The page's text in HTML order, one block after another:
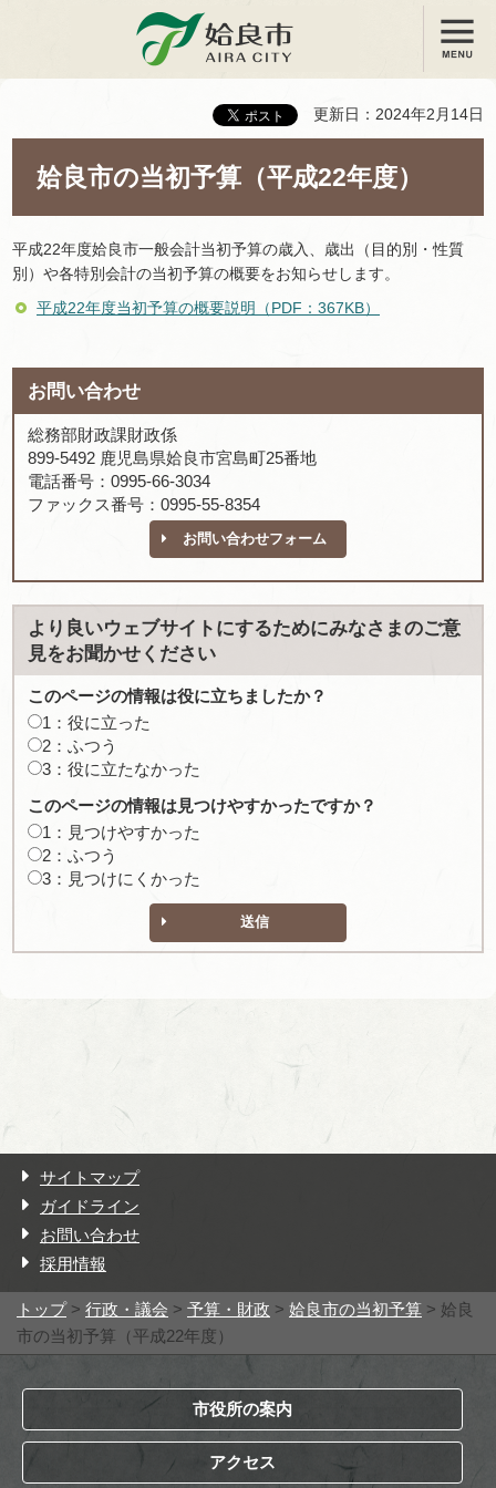
姶良市 メニュー
更新日：2024年2月14日
姶良市の当初予算（平成22年度）
平成22年度姶良市一般会計当初予算の歳入、歳出（目的別・性質
別）や各特別会計の当初予算の概要をお知らせします。
平成22年度当初予算の概要説明（PDF：367KB）
お問い合わせ
総務部財政課財政係
899-5492 鹿児島県姶良市宮島町25番地
電話番号：0995-66-3034
ファックス番号：0995-55-8354
お問い合わせフォーム
より良いウェブサイトにするためにみなさまのご意
見をお聞かせください
このページの情報は役に立ちましたか？
1：役に立った
2：ふつう
3：役に立たなかった
このページの情報は見つけやすかったですか？
1：見つけやすかった
2：ふつう
3：見つけにくかった
送信
サイトマップ
ガイドライン
お問い合わせ
採用情報
トップ> 行政・議会 > 予算・財政 > 姶良市の当初予算 > 姶良
市の当初予算（平成22年度）
市役所の案内
アクセス